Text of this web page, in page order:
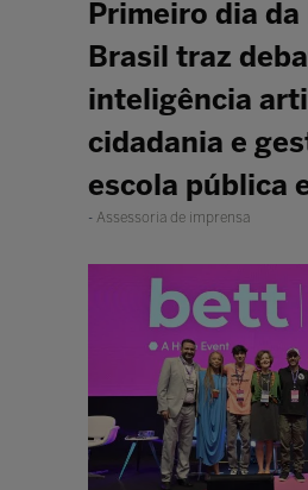
Primeiro dia
Brasil traz
inteligência
cidadania e
escola pública
Assessoria de imprensa